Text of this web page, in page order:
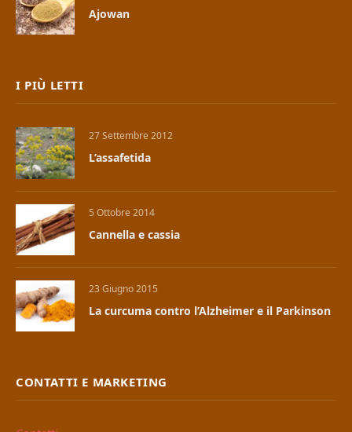
Ajowan
I PIÙ LETTI
27 Settembre 2012
L’assafetida
5 Ottobre 2014
Cannella e cassia
23 Giugno 2015
La curcuma contro l’Alzheimer e il Parkinson
CONTATTI E MARKETING